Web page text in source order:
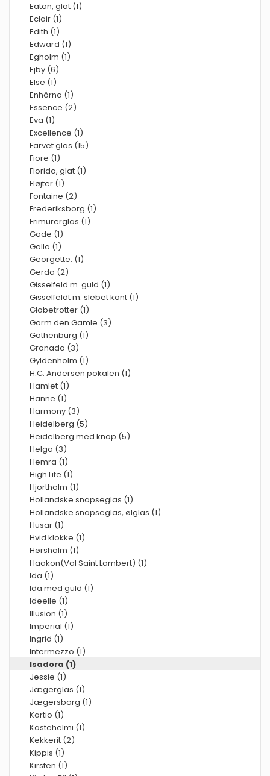
Eaton, glat (1)
Eclair (1)
Edith (1)
Edward (1)
Egholm (1)
Ejby (6)
Else (1)
Enhörna (1)
Essence (2)
Eva (1)
Excellence (1)
Farvet glas (15)
Fiore (1)
Florida, glat (1)
Fløjter (1)
Fontaine (2)
Frederiksborg (1)
Frimurerglas (1)
Gade (1)
Galla (1)
Georgette. (1)
Gerda (2)
Gisselfeld m. guld (1)
Gisselfeldt m. slebet kant (1)
Globetrotter (1)
Gorm den Gamle (3)
Gothenburg (1)
Granada (3)
Gyldenholm (1)
H.C. Andersen pokalen (1)
Hamlet (1)
Hanne (1)
Harmony (3)
Heidelberg (5)
Heidelberg med knop (5)
Helga (3)
Hemra (1)
High Life (1)
Hjortholm (1)
Hollandske snapseglas (1)
Hollandske snapseglas, ølglas (1)
Husar (1)
Hvid klokke (1)
Hørsholm (1)
Haakon(Val Saint Lambert) (1)
Ida (1)
Ida med guld (1)
Ideelle (1)
Illusion (1)
Imperial (1)
Ingrid (1)
Intermezzo (1)
Isadora (1)
Jessie (1)
Jægerglas (1)
Jægersborg (1)
Kartio (1)
Kastehelmi (1)
Kekkerit (2)
Kippis (1)
Kirsten (1)